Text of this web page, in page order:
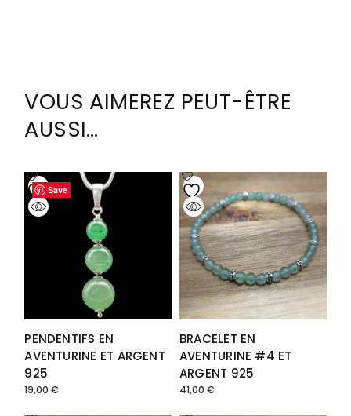
VOUS AIMEREZ PEUT-ÊTRE
AUSSI…
Save
PENDENTIFS EN
AVENTURINE ET ARGENT
925
19,00€
Save
BRACELET EN
AVENTURINE #4 ET
ARGENT 925
41,00 €
Save
Save
Save
Save
Save